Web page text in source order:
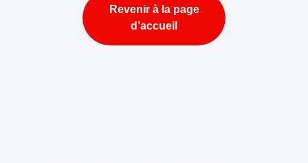
Revenir à la page
d’accueil